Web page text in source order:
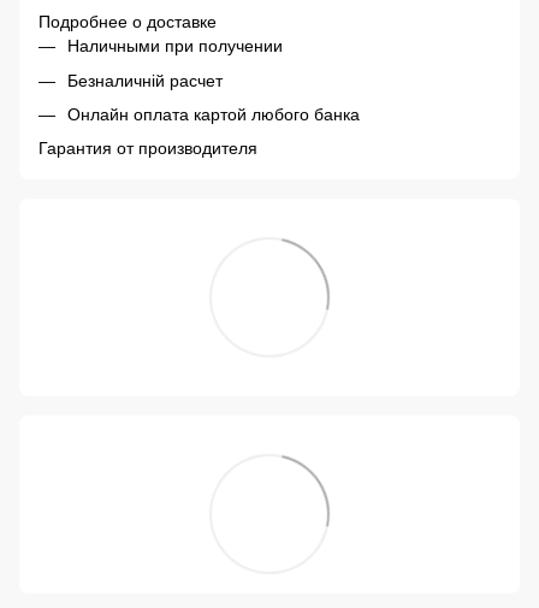
Подробнее о доставке
Наличными при получении
Безналичній расчет
Онлайн оплата картой любого банка
Гарантия от производителя